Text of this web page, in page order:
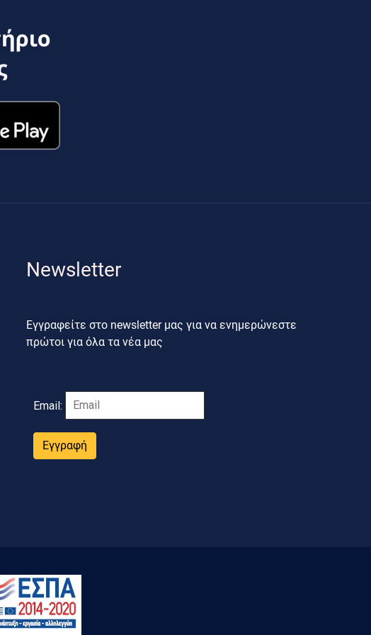
Newsletter
Εγγραφείτε στο newsletter μας για να ενημερώνεστε
πρώτοι για όλα τα νέα μας
Email:
Εγγραφή